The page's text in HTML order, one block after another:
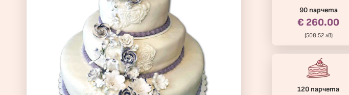
90 парчета
€ 260.00
(508.52 лв)
120 парчета